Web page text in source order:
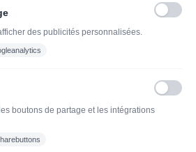
générales de vente
bouteille de champagne,
des publicités personnalisées.
boutons de partage et les intégrations